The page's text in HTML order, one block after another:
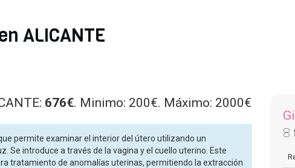
ALICANTE
676€. Minimo: 200€. Máximo: 2000€
permite examinar el interior del útero utilizando un
Se introduce a través de la vagina y el cuello uterino. Este
tratamiento de anomalías uterinas, permitiendo la extracción
8